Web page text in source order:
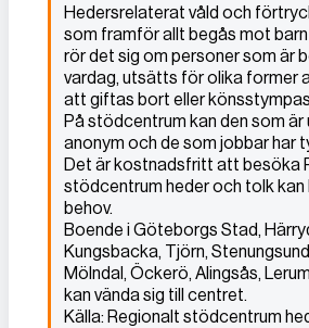
Hedersrelaterat våld och
som framför allt begås mot
rör det sig om personer som är
vardag, utsätts för olika former
att giftas bort eller
På stödcentrum kan den som
anonym och de som jobbar har
Det är kostnadsfritt att besöka
stödcentrum heder och tolk kan
behov.
Boende i Göteborgs Stad,
Kungsbacka, Tjörn,
Mölndal, Öckerö, Alingsås,
kan vända sig till centret.
Källa: Regionalt stödcentrum